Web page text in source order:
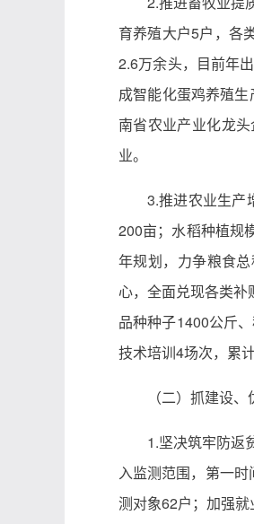
育养殖大户5户，各
2.6万余头，目前年
成智能化蛋鸡养殖
南省农业产业化龙
业。
3.推进农业生产
200亩；水稻种植规
年规划，力争粮食
心，全面兑现各类
品种种子1400公斤
技术培训4场次，累
（二）抓建设
1.坚决筑牢防返
入监测范围，第一
测对象62户；加强